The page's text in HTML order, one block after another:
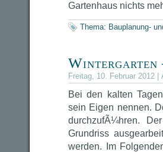
Gartenhaus nichts
Thema: Bauplanung-
Wintergarten
Freitag, 10. Februar 2012 |
Bei den kalten
sein Eigen nennen.
durchzufÃ¼hren.
Grundriss
werden. Im